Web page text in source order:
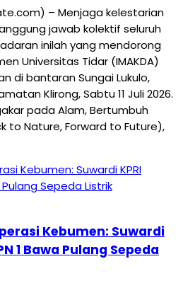
– Menjaga kelestarian
jawab kolektif seluruh
inilah yang mendorong
Universitas Tidar (IMAKDA)
di bantaran Sungai Lukulo,
Klirong, Sabtu 11 Juli 2026.
pada Alam, Bertumbuh
to Nature, Forward to Future),
Kebumen: Suwardi
1 Bawa Pulang Sepeda